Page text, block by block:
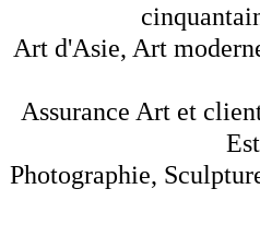
Art d'Asie, Art
Assurance Art et
Photographie,